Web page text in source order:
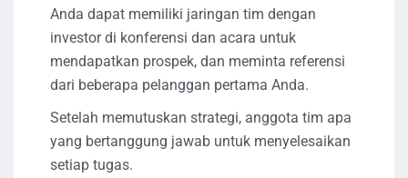
Anda dapat memiliki jaringan tim dengan
investor di konferensi dan acara untuk
mendapatkan prospek, dan meminta referensi
dari beberapa pelanggan pertama Anda.
Setelah memutuskan strategi, anggota tim apa
yang bertanggung jawab untuk menyelesaikan
setiap tugas.